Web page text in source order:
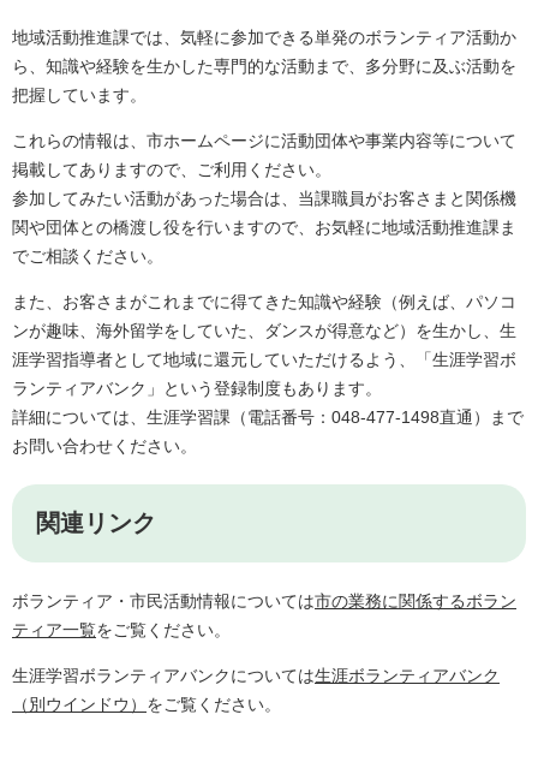
地域活動推進課では、気軽に参加できる単発のボランティア活動か
ら、知識や経験を生かした専門的な活動まで、多分野に及ぶ活動を
把握しています。
これらの情報は、市ホームページに活動団体や事業内容等について
掲載してありますので、ご利用ください。
参加してみたい活動があった場合は、当課職員がお客さまと関係機
関や団体との橋渡し役を行いますので、お気軽に地域活動推進課ま
でご相談ください。
また、お客さまがこれまでに得てきた知識や経験（例えば、パソコ
ンが趣味、海外留学をしていた、ダンスが得意など）を生かし、生
涯学習指導者として地域に還元していただけるよう、「生涯学習ボ
ランティアバンク」という登録制度もあります。
詳細については、生涯学習課（電話番号：048-477-1498直通）まで
お問い合わせください。
関連リンク
ボランティア・市民活動情報については市の業務に関係するボラン
ティア一覧をご覧ください。
生涯学習ボランティアバンクについては生涯ボランティアバンク
（別ウインドウ） をご覧ください。